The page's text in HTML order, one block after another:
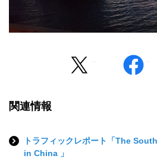
関連情報
トラフィックレポート「The
in China 」